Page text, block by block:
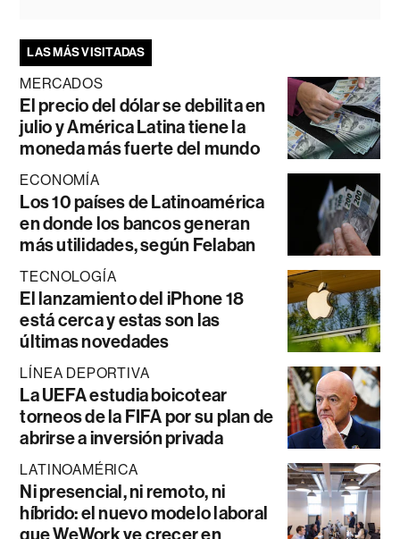
LAS MÁS VISITADAS
MERCADOS
El precio del dólar se debilita en
julio y América Latina tiene la
moneda más fuerte del mundo
ECONOMÍA
Los 10 países de Latinoamérica
en donde los bancos generan
más utilidades, según Felaban
TECNOLOGÍA
El lanzamiento del iPhone 18
está cerca y estas son las
últimas novedades
LÍNEA DEPORTIVA
La UEFA estudia boicotear
torneos de la FIFA por su plan de
abrirse a inversión privada
LATINOAMÉRICA
Ni presencial, ni remoto, ni
híbrido: el nuevo modelo laboral